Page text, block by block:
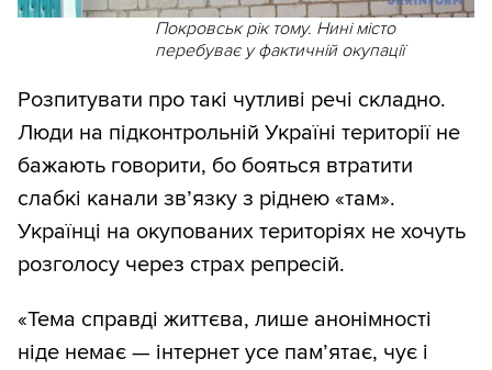
Покровськ рік тому. Нині місто
перебуває у фактичній окупації
Розпитувати про такі чутливі речі складно.
Люди на підконтрольній Україні території не
бажають говорити, бо бояться втратити
слабкі канали зв’язку з ріднею «там».
Українці на окупованих територіях не хочуть
розголосу через страх репресій.
«Тема справді життєва, лише анонімності
ніде немає — інтернет усе пам’ятає, чує і